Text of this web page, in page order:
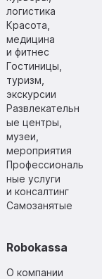
логистика
Красота,
медицина
и фитнес
Гостиницы,
туризм,
экскурсии
Развлекательн
ые центры,
музеи,
мероприятия
Профессиональ
ные услуги
и консалтинг
Самозанятые
Robokassa
О компании